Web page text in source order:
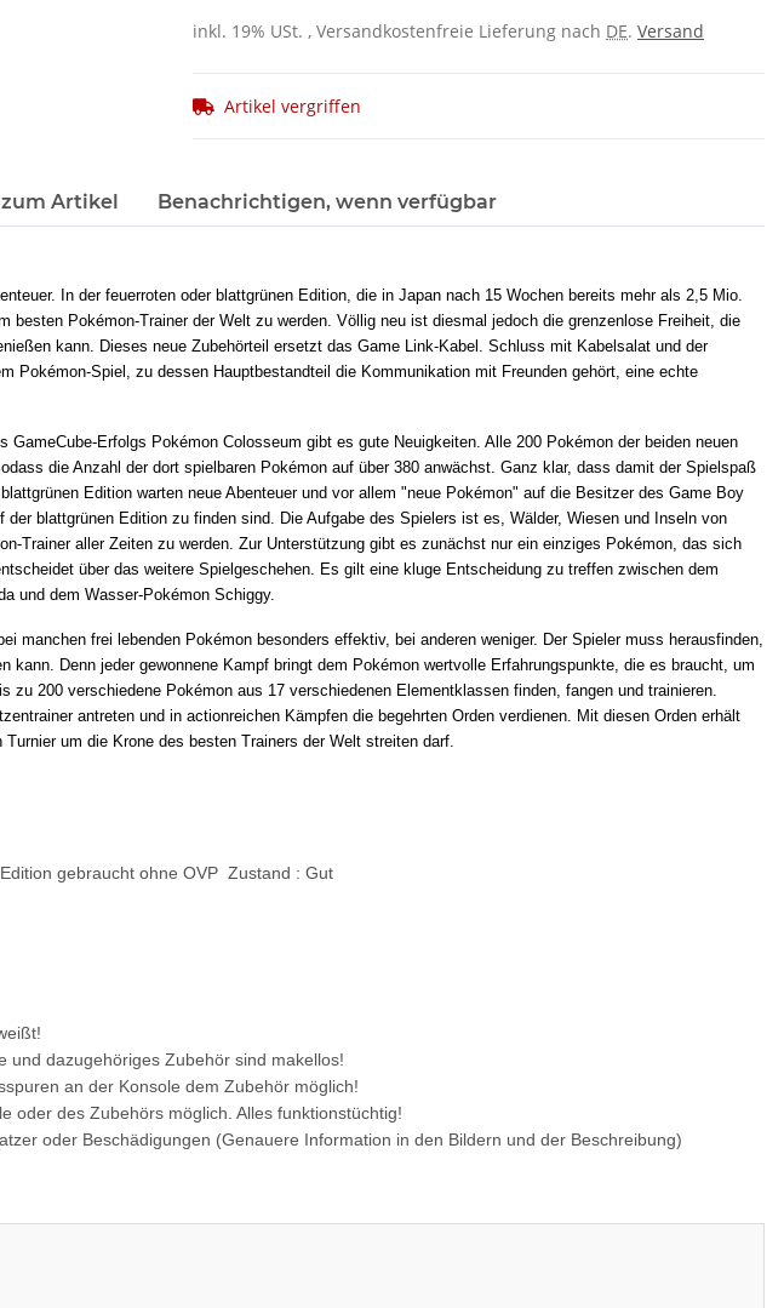
inkl. 19% USt. , Versandkostenfreie Lieferung nach DE. Versand
Artikel vergriffen
zum Artikel Benachrichtigen, wenn verfügbar
In der feuerroten oder blattgrünen Edition, die in Japan nach 15 Wochen bereits mehr als 2,5 Mio.
besten Pokémon-Trainer der Welt zu werden. Völlig neu ist diesmal jedoch die grenzenlose Freiheit, die
kann. Dieses neue Zubehörteil ersetzt das Game Link-Kabel. Schluss mit Kabelsalat und der
Pokémon-Spiel, zu dessen Hauptbestandteil die Kommunikation mit Freunden gehört, eine echte
GameCube-Erfolgs Pokémon Colosseum gibt es gute Neuigkeiten. Alle 200 Pokémon der beiden neuen
die Anzahl der dort spielbaren Pokémon auf über 380 anwächst. Ganz klar, dass damit der Spielspaß
Edition warten neue Abenteuer und vor allem "neue Pokémon" auf die Besitzer des Game Boy
blattgrünen Edition zu finden sind. Die Aufgabe des Spielers ist es, Wälder, Wiesen und Inseln von
Trainer aller Zeiten zu werden. Zur Unterstützung gibt es zunächst nur ein einziges Pokémon, das sich
über das weitere Spielgeschehen. Es gilt eine kluge Entscheidung zu treffen zwischen dem
und dem Wasser-Pokémon Schiggy.
manchen frei lebenden Pokémon besonders effektiv, bei anderen weniger. Der Spieler muss herausfinden,
kann. Denn jeder gewonnene Kampf bringt dem Pokémon wertvolle Erfahrungspunkte, die es braucht, um
200 verschiedene Pokémon aus 17 verschiedenen Elementklassen finden, fangen und trainieren.
antreten und in actionreichen Kämpfen die begehrten Orden verdienen. Mit diesen Orden erhält
um die Krone des besten Trainers der Welt streiten darf.
gebraucht ohne OVP Zustand : Gut
und dazugehöriges Zubehör sind makellos!
an der Konsole dem Zubehör möglich!
oder des Zubehörs möglich. Alles funktionstüchtig!
oder Beschädigungen (Genauere Information in den Bildern und der Beschreibung)